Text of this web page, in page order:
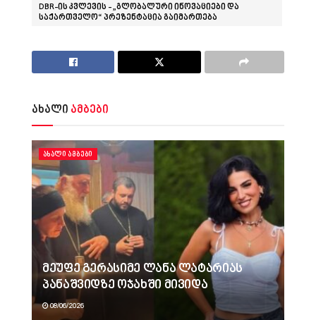
DBR-ის კვლევის - „გლობალური ინოვაციები და
საქართველო“ პრეზენტაცია გაიმართება
ახალი ამბები
ᲐᲮᲐᲚᲘ ᲐᲛᲑᲔᲑᲘ
მეუფე გერასიმე ლანა ლატარიას
პანაშვიდზე ოჯახში მივიდა
08/06/2026